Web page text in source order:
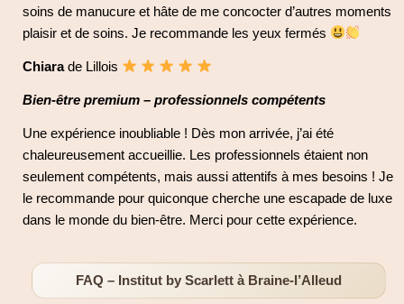
soins de manucure et hâte de me concocter d’autres moments
plaisir et de soins. Je recommande les yeux fermés
Chiarade Lillois
Bien-être premium – professionnels compétents
Une expérience inoubliable ! Dès mon arrivée, j’ai été
chaleureusement accueillie. Les professionnels étaient non
seulement compétents, mais aussi attentifs à mes besoins ! Je
le recommande pour quiconque cherche une escapade de luxe
dans le monde du bien-être. Merci pour cette expérience.
FAQ – Institut by Scarlett à Braine-l’Alleud